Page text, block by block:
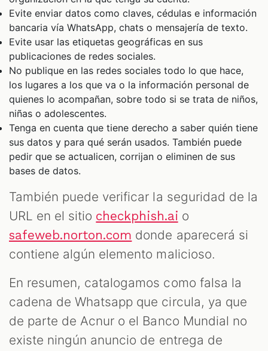
Evite enviar datos como claves, cédulas e información
bancaria vía WhatsApp, chats o mensajería de texto.
Evite usar las etiquetas geográficas en sus
publicaciones de redes sociales.
No publique en las redes sociales todo lo que hace,
los lugares a los que va o la información personal de
quienes lo acompañan, sobre todo si se trata de niños,
niñas o adolescentes.
Tenga en cuenta que tiene derecho a saber quién tiene
sus datos y para qué serán usados. También puede
pedir que se actualicen, corrijan o eliminen de sus
bases de datos.
También puede verificar la seguridad de la
URL en el sitio checkphish.ai o
safeweb.norton.com donde aparecerá si
contiene algún elemento malicioso.
En resumen, catalogamos como falsa la
cadena de Whatsapp que circula, ya que
de parte de Acnur o el Banco Mundial no
existe ningún anuncio de entrega de